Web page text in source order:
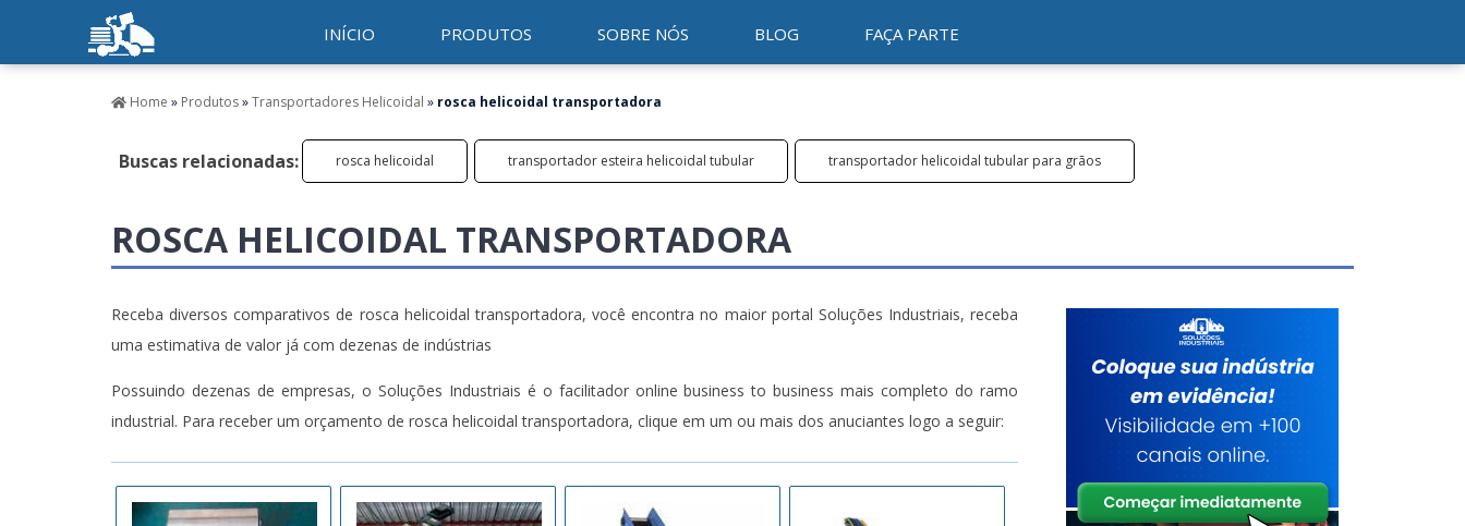
INÍCIO PRODUTOS SOBRE NÓS BLOG FAÇA PARTE
Home » Produtos»Transportadores Helicoidal » rosca helicoidal transportadora
Buscas relacionadas: rosca helicoidal transportador esteira helicoidal tubular transportador helicoidal tubular para grãos
ROSCA HELICOIDAL TRANSPORTADORA
Receba diversos comparativos de rosca helicoidal transportadora, você encontra no maior portal Soluções Industriais, receba
uma estimativa de valor já com dezenas de indústrias
Possuindo dezenas de empresas, o Soluções Industriais é o facilitador online business to business mais completo do ramo
industrial. Para receber um orçamento de rosca helicoidal transportadora, clique em um ou mais dos anuciantes logo a seguir: